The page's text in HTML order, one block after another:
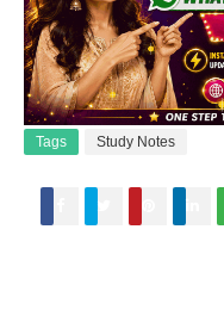
Tags Study Notes